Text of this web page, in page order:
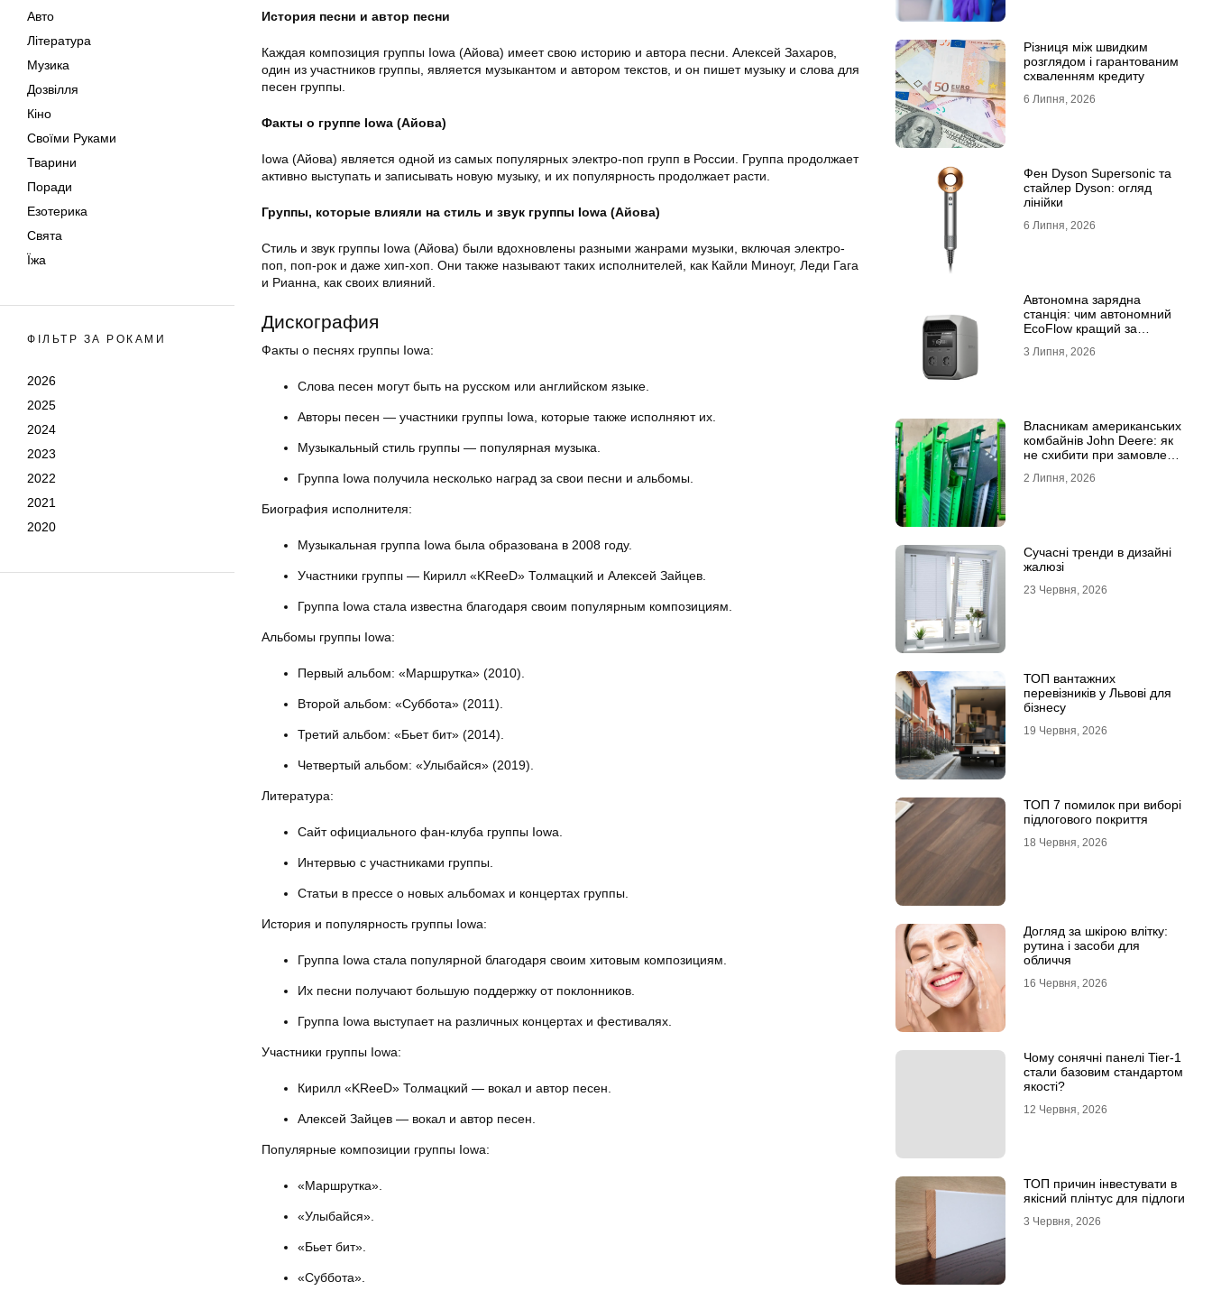
Авто
Література
Музика
Дозвілля
Кіно
Своїми Руками
Тварини
Поради
Езотерика
Свята
Їжа
ФІЛЬТР ЗА РОКАМИ
2026
2025
2024
2023
2022
2021
2020
История песни и автор песни
Каждая композиция группы Iowa (Айова) имеет свою историю и автора песни. Алексей Захаров,
один из участников группы, является музыкантом и автором текстов, и он пишет музыку и слова для
песен группы.
Факты о группе Iowa (Айова)
Iowa (Айова) является одной из самых популярных электро-поп групп в России. Группа продолжает
активно выступать и записывать новую музыку, и их популярность продолжает расти.
Группы, которые влияли на стиль и звук группы Iowa (Айова)
Стиль и звук группы Iowa (Айова) были вдохновлены разными жанрами музыки, включая электро-
поп, поп-рок и даже хип-хоп. Они также называют таких исполнителей, как Кайли Миноуг, Леди Гага
и Рианна, как своих влияний.
Дискография
Факты о песнях группы Iowa:
Слова песен могут быть на русском или английском языке.
Авторы песен — участники группы Iowa, которые также исполняют их.
Музыкальный стиль группы — популярная музыка.
Группа Iowa получила несколько наград за свои песни и альбомы.
Биография исполнителя:
Музыкальная группа Iowa была образована в 2008 году.
Участники группы — Кирилл «KReeD» Толмацкий и Алексей Зайцев.
Группа Iowa стала известна благодаря своим популярным композициям.
Альбомы группы Iowa:
Первый альбом: «Маршрутка» (2010).
Второй альбом: «Суббота» (2011).
Третий альбом: «Бьет бит» (2014).
Четвертый альбом: «Улыбайся» (2019).
Литература:
Сайт официального фан-клуба группы Iowa.
Интервью с участниками группы.
Статьи в прессе о новых альбомах и концертах группы.
История и популярность группы Iowa:
Группа Iowa стала популярной благодаря своим хитовым композициям.
Их песни получают большую поддержку от поклонников.
Группа Iowa выступает на различных концертах и фестивалях.
Участники группы Iowa:
Кирилл «KReeD» Толмацкий — вокал и автор песен.
Алексей Зайцев — вокал и автор песен.
Популярные композиции группы Iowa:
«Маршрутка».
«Улыбайся».
«Бьет бит».
«Суббота».
Різниця між швидким
розглядом і гарантованим
схваленням кредиту
6 Липня, 2026
Фен Dyson Supersonic та
стайлер Dyson: огляд
лінійки
6 Липня, 2026
Автономна зарядна
станція: чим автономний
EcoFlow кращий за
3 Липня, 2026
Власникам американських
комбайнів John Deere: як
не схибити при замовленні
2 Липня, 2026
Сучасні тренди в дизайні
жалюзі
23 Червня, 2026
ТОП вантажних
перевізників у Львові для
бізнесу
19 Червня, 2026
ТОП 7 помилок при виборі
підлогового покриття
18 Червня, 2026
Догляд за шкірою влітку:
рутина і засоби для
обличчя
16 Червня, 2026
Чому сонячні панелі Tier-1
стали базовим стандартом
якості?
12 Червня, 2026
ТОП причин інвестувати в
якісний плінтус для підлоги
3 Червня, 2026